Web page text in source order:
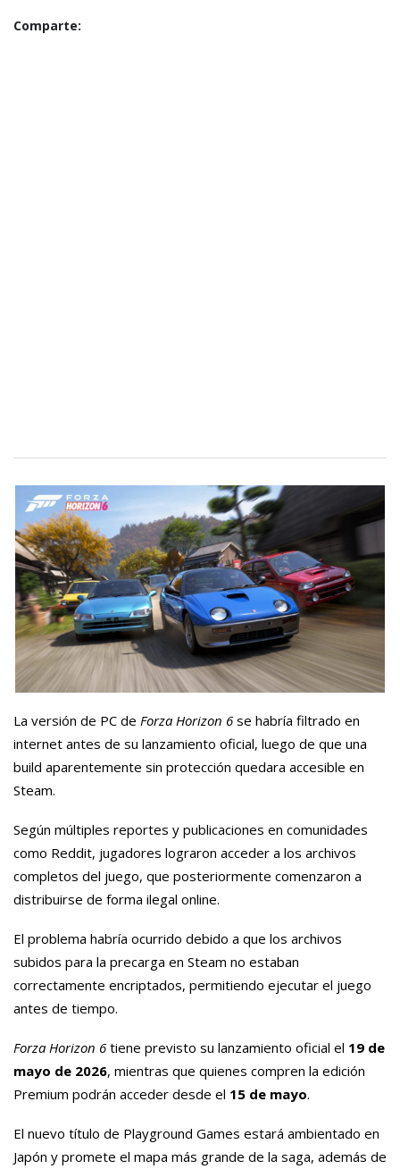
Comparte:
La versión de PC de Forza Horizon 6 se habría filtrado en
internet antes de su lanzamiento oficial, luego de que una
build aparentemente sin protección quedara accesible en
Steam.
Según múltiples reportes y publicaciones en comunidades
como Reddit, jugadores lograron acceder a los archivos
completos del juego, que posteriormente comenzaron a
distribuirse de forma ilegal online.
El problema habría ocurrido debido a que los archivos
subidos para la precarga en Steam no estaban
correctamente encriptados, permitiendo ejecutar el juego
antes de tiempo.
Forza Horizon 6 tiene previsto su lanzamiento oficial el 19 de
mayo de 2026, mientras que quienes compren la edición
Premium podrán acceder desde el 15 de mayo.
El nuevo título de Playground Games estará ambientado en
Japón y promete el mapa más grande de la saga, además de